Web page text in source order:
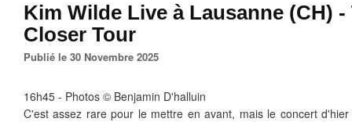
Kim Wilde Live à Lausanne (CH)
Closer Tour
Publié le 30 Novembre 2025
16h45 - Photos © Benjamin D'halluin
C'est assez rare pour le mettre en avant, mais le concert